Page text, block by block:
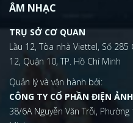
ÂM NHẠC
TRỤ SỞ CƠ QUAN
Lầu 12, Tòa nhà Viettel, Số 285
12, Quận 10, TP. Hồ Chí Minh
Quản lý và vận hành bởi:
CÔNG TY CỔ PHẦN ĐIỆN
38/6A Nguyễn Văn Trỗi,